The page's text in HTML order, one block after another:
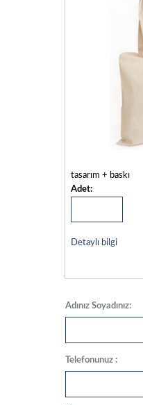
tasarım + baskı
Adet:
Detaylı bilgi
Adınız Soyadınız:
Telefonunuz :